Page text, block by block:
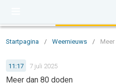
Startpagina / Weernieuws /
11:17 7 juli 2025
Meer dan 80 doden